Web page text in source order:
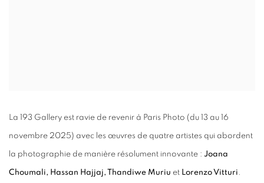
La 193 Gallery est ravie de revenir à Paris Photo (du 13 au 16
novembre 2025) avec les œuvres de quatre artistes qui abordent
la photographie de manière résolument innovante : Joana
Choumali, Hassan Hajjaj, Thandiwe Muriu et Lorenzo Vitturi.